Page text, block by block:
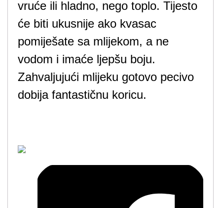
vruće ili hladno, nego toplo. Tijesto
će biti ukusnije ako kvasac
pomiješate sa mlijekom, a ne
vodom i imaće ljepšu boju.
Zahvaljujući mlijeku gotovo pecivo
dobija fantastičnu koricu.